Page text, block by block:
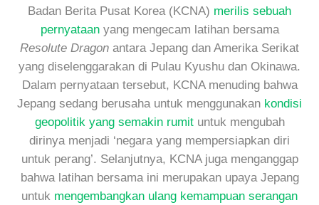
Badan Berita Pusat Korea (KCNA) merilis sebuah
pernyataanyang mengecam latihan bersama
Resolute Dragon antara Jepang dan Amerika Serikat
yang diselenggarakan di Pulau Kyushu dan Okinawa.
Dalam pernyataan tersebut, KCNA menuding bahwa
Jepang sedang berusaha untuk menggunakan kondisi
geopolitik yang semakin rumituntuk mengubah
dirinya menjadi ‘negara yang mempersiapkan diri
untuk perang’. Selanjutnya, KCNA juga menganggap
bahwa latihan bersama ini merupakan upaya Jepang
untuk mengembangkan ulang kemampuan serangan